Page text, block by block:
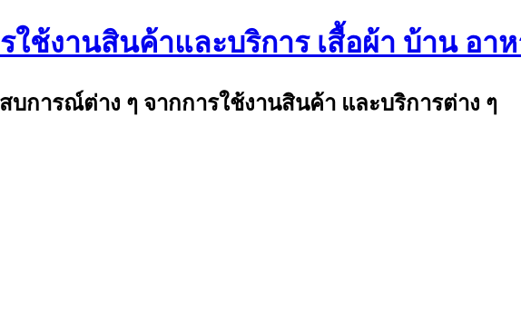
ใช้งานสินค้าและบริการ เสื้อผ้า บ้าน อา
บการณ์ต่าง ๆ จากการใช้งานสินค้า และบริการต่าง ๆ